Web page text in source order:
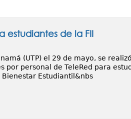
estudiantes de la FII
(UTP) el 29 de mayo, se
por personal de TeleRed para
Estudiantil&nbs